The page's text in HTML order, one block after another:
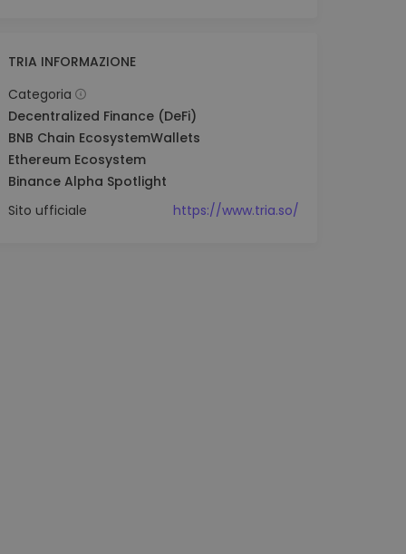
TRIA INFORMAZIONE
Categoria
Decentralized Finance (DeFi)
BNB Chain EcosystemWallets
Ethereum Ecosystem
Binance Alpha Spotlight
Sito ufficiale
https://www.tria.so/